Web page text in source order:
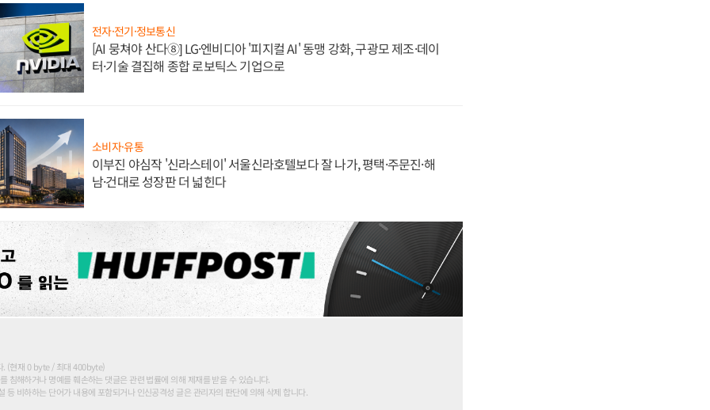
전자·전기·정보통신
[AI 뭉쳐야 산다⑧] LG·엔비디아 '피지컬 AI' 동맹 강화, 구광모 제조·데이
터·기술 결집해 종합 로보틱스 기업으로
소비자·유통
이부진 야심작 '신라스테이' 서울신라호텔보다 잘 나가, 평택·주문진·해
남·건대로 성장판 더 넓힌다
. (현재 0 byte / 최대 400byte)
침해하거나 명예를 훼손하는 댓글은 관련 법률에 의해 제재를 받을 수 있습니다.
등 비하하는 단어가 내용에 포함되거나 인신공격성 글은 관리자의 판단에 의해 삭제 합니다.